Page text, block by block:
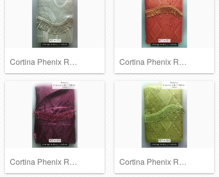
Cortina Phenix Ref A-372 Cortina Phenix Ref A-370
Cortina Phenix Ref A-369 Cortina Phenix Ref A-368